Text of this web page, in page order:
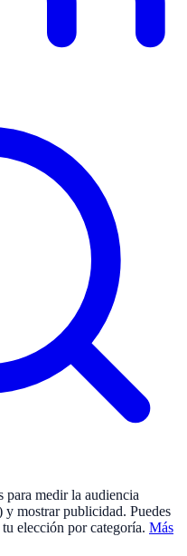
para medir la audiencia
mostrar publicidad. Puedes
elección por categoría. Más